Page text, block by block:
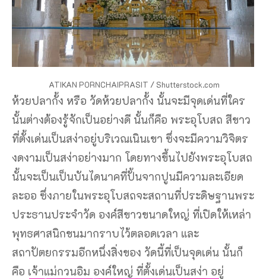
ATIKAN PORNCHAIPRASIT / Shutterstock.com
ห้วยปลากั้ง หรือ วัดห้วยปลากั้ง นั้นจะมีจุดเด่นที่ใคร
นั้นต่างต้องรู้จักเป็นอย่างดี นั้นก็คือ พระอุโบสถ สีขาว
ที่ตั้งเด่นเป็นสง่าอยู่บริเวณเนินเขา ซึ่งจะมีความวิจิตร
งดงามเป็นสง่าอย่างมาก โดยทางขึ้นไปยังพระอุโบสถ
นั้นจะเป็นเป็นบันไดนาคที่ปั้นจากปูนมีความละเอียด
ละออ ซึ่งภายในพระอุโบสถจะสถานที่ประดิษฐานพระ
ประธานประจำวัด องค์สีขาวขนาดใหญ่ ที่เปิดให้เหล่า
พุทธศาสนิกชนมากราบไว้ตลอดเวลา และ
สถาปัตยกรรมอีกหนึ่งสิ่งของ วัดนี้ที่เป็นจุดเด่น นั้นก็
คือ เจ้าแม่กวนอิม องค์ใหญ่ ที่ตั้งเด่นเป็นสง่า อยู่